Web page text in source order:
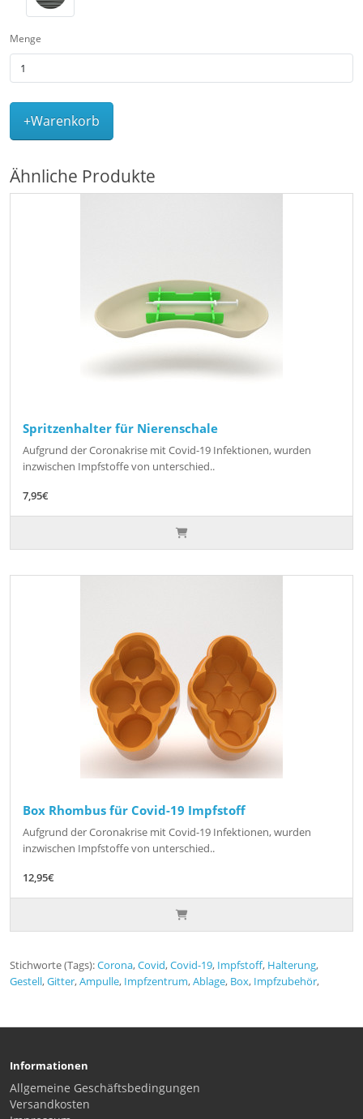
Menge
+Warenkorb
Ähnliche Produkte
Spritzenhalter für Nierenschale
Aufgrund der Coronakrise mit Covid-19 Infektionen, wurden
inzwischen Impfstoffe von unterschied..
7,95€
Box Rhombus für Covid-19 Impfstoff
Aufgrund der Coronakrise mit Covid-19 Infektionen, wurden
inzwischen Impfstoffe von unterschied..
12,95€
Stichworte (Tags):Corona,Covid,Covid-19, Impfstoff, Halterung,
Gestell,Gitter,Ampulle, Impfzentrum,Ablage, Box, Impfzubehör,
Informationen
Allgemeine Geschäftsbedingungen
Versandkosten